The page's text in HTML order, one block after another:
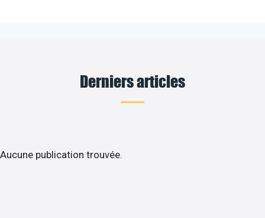
Derniers articles
Aucune publication trouvée.